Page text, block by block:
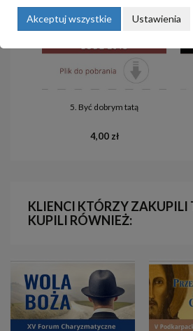
5. Być dobrym tatą
4,00 zł
KLIENCI KTÓRZY ZAKUPILI
KUPILI RÓWNIEŻ:
Akceptuj wszystkie Ustawienia